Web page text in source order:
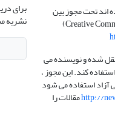
اند تحت مجوز بین
المللی( Creative Commons Attribution cc-by 4.0)
شده و نویسنده می
کند. این مجوز ،
استفاده می شود
http://مقالات را
برای
نشریه